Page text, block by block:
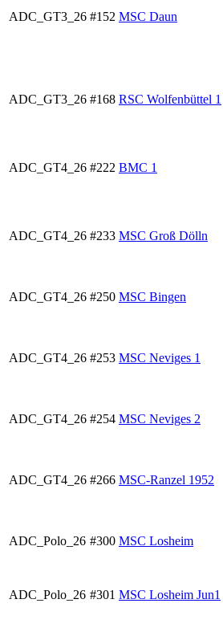
ADC_GT3_26 #152 MSC Daun
ADC_GT3_26 #168 RSC Wolfenbüttel 1
ADC_GT4_26 #222 BMC 1
ADC_GT4_26 #233 MSC Groß Dölln
ADC_GT4_26 #250 MSC Bingen
ADC_GT4_26 #253 MSC Neviges 1
ADC_GT4_26 #254 MSC Neviges 2
ADC_GT4_26 #266 MSC-Ranzel 1952
ADC_Polo_26 #300 MSC Losheim
ADC_Polo_26 #301 MSC Losheim Jun1